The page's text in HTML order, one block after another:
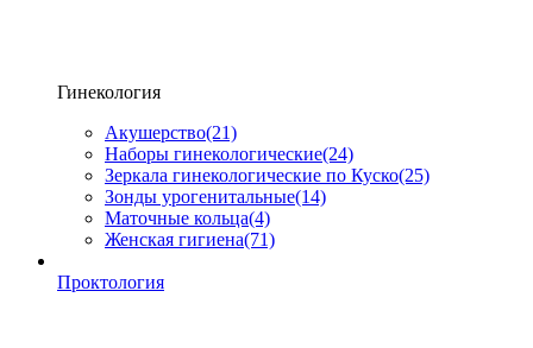
Гинекология
Акушерство(21)
Наборы гинекологические(24)
Зеркала гинекологические по Куско(25)
Зонды урогенитальные(14)
Маточные кольца(4)
Женская гигиена(71)
Проктология